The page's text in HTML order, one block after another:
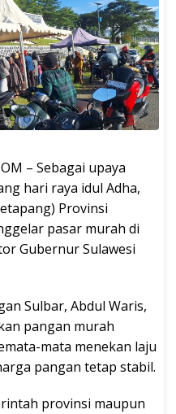
– Sebagai upaya
hari raya idul Adha,
Provinsi
pasar murah di
Gubernur Sulawesi
Sulbar, Abdul Waris,
pangan murah
mata menekan laju
pangan tetap stabil.
provinsi maupun